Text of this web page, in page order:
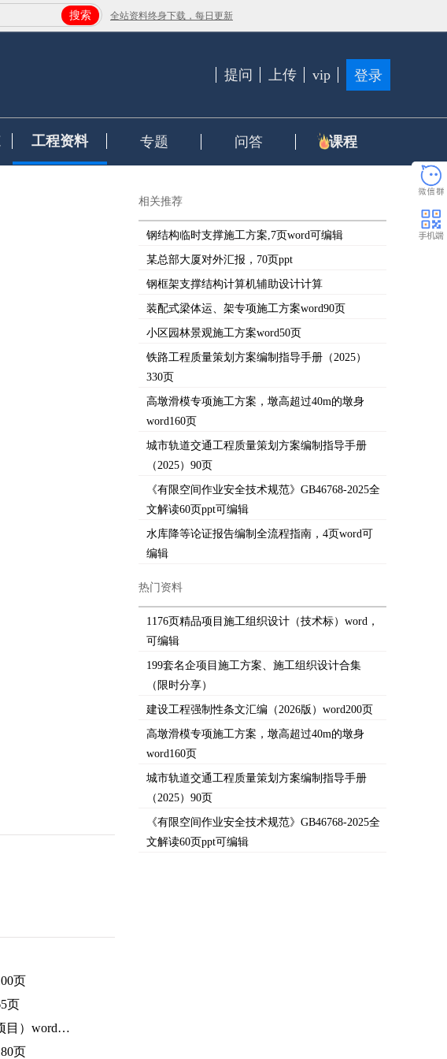
全站资料终身下载，每日更新
搜索
提问 上传 vip 登录
工程资料 专题 问答 课程
页
页
2024年项目扭亏为盈策划案例合集（房建项目）word220页
页
相关推荐
钢结构临时支撑施工方案,7页word可编辑
某总部大厦对外汇报，70页ppt
钢框架支撑结构计算机辅助设计计算
装配式梁体运、架专项施工方案word90页
小区园林景观施工方案word50页
铁路工程质量策划方案编制指导手册（2025）
330页
高墩滑模专项施工方案，墩高超过40m的墩身
word160页
城市轨道交通工程质量策划方案编制指导手册
（2025）90页
《有限空间作业安全技术规范》GB46768-2025全
文解读60页ppt可编辑
水库降等论证报告编制全流程指南，4页word可
编辑
热门资料
1176页精品项目施工组织设计（技术标）word，
可编辑
199套名企项目施工方案、施工组织设计合集
（限时分享）
建设工程强制性条文汇编（2026版）word200页
高墩滑模专项施工方案，墩高超过40m的墩身
word160页
城市轨道交通工程质量策划方案编制指导手册
（2025）90页
《有限空间作业安全技术规范》GB46768-2025全
文解读60页ppt可编辑